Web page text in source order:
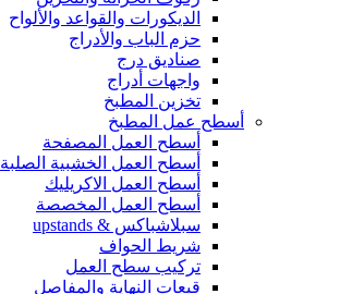
الديكورات والقواعد والألواح
حزم الباب والأدراج
صناديق درج
واجهات أدراج
تخزين المطبخ
أسطح عمل المطبخ
أسطح العمل المصفحة
أسطح العمل الخشبية الصلبة
أسطح العمل الاكريليك
أسطح العمل المخصصة
سبلاشباكس & upstands
شريط الحواف
تركيب سطح العمل
قبعات النهاية والمفاصل